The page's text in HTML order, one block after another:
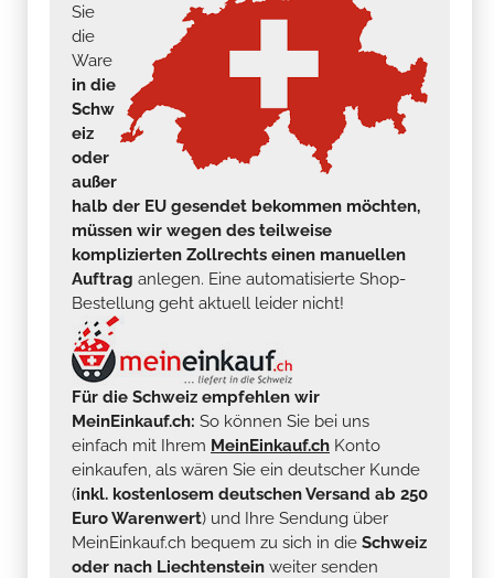
Sie
die
Ware
in die
Schw
eiz
oder
außer
halb der EU gesendet bekommen möchten,
müssen wir wegen des teilweise
komplizierten Zollrechts einen manuellen
Auftrag anlegen. Eine automatisierte Shop-
Bestellung geht aktuell leider nicht!
Für die Schweiz empfehlen wir
MeinEinkauf.ch: So können Sie bei uns
einfach mit Ihrem MeinEinkauf.ch Konto
einkaufen, als wären Sie ein deutscher Kunde
(inkl. kostenlosem deutschen Versand ab 250
Euro Warenwert) und Ihre Sendung über
MeinEinkauf.ch bequem zu sich in die Schweiz
oder nach Liechtenstein weiter senden